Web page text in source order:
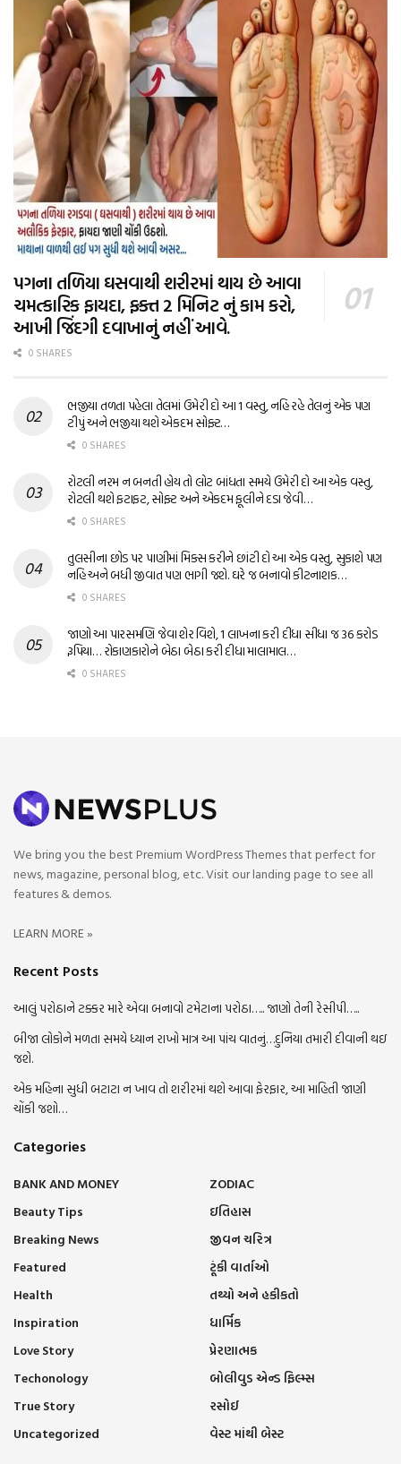
પગના તળિયા ઘસવાથી શરીરમાં થાય છે આવા
ચમત્કારિક ફાયદા, ફક્ત 2 મિનિટ નું કામ કરો,
આખી જિંદગી દવાખાનું નહીં આવે.
0 SHARES
ભજીયા તળતા પહેલા તેલમાં ઉમેરી દો આ 1 વસ્તુ, નહિ રહે તેલનું એક પણ
ટીપું અને ભજીયા થશે એકદમ સોફ્ટ…
0 SHARES
રોટલી નરમ ન બનતી હોય તો લોટ બાંધતા સમયે ઉમેરી દો આ એક વસ્તુ,
રોટલી થશે ફટાફટ, સોફ્ટ અને એકદમ ફૂલીને દડા જેવી…
0 SHARES
તુલસીના છોડ પર પાણીમાં મિક્સ કરીને છાંટી દો આ એક વસ્તુ, સુકાશે પણ
નહિ અને બધી જીવાત પણ ભાગી જશે. ઘરે જ બનાવો કીટનાશક…
0 SHARES
જાણો આ પારસમણિ જેવા શેર વિશે, 1 લાખના કરી દીધા સીધા જ 36 કરોડ
રૂપિયા… રોકાણકારોને બેઠા બેઠા કરી દીધા માલામાલ…
0 SHARES
We bring you the best Premium WordPress Themes that perfect for
news, magazine, personal blog, etc. Visit our landing page to see all
features & demos.
LEARN MORE »
Recent Posts
આલું પરોઠાને ટક્કર મારે એવા બનાવો ટમેટાના પરોઠા….. જાણો તેની રેસીપી…..
બીજા લોકોને મળતા સમયે ધ્યાન રાખો માત્ર આ પાંચ વાતનું…દુનિયા તમારી દીવાની થઇ
જશે.
એક મહિના સુધી બટાટા ન ખાવ તો શરીરમાં થશે આવા ફેરફાર, આ માહિતી જાણી
ચોંકી જશો…
Categories
BANK AND MONEY
Beauty Tips
Breaking News
Featured
Health
Inspiration
Love Story
Techonology
True Story
Uncategorized
ZODIAC
ઇતિહાસ
જીવન ચરિત્ર
ટૂંકી વાર્તાઓ
તથ્યો અને હકીકતો
ધાર્મિક
પ્રેરણાત્મક
બોલીવુડ એન્ડ ફિલ્મ્સ
રસોઈ
વેસ્ટ માંથી બેસ્ટ